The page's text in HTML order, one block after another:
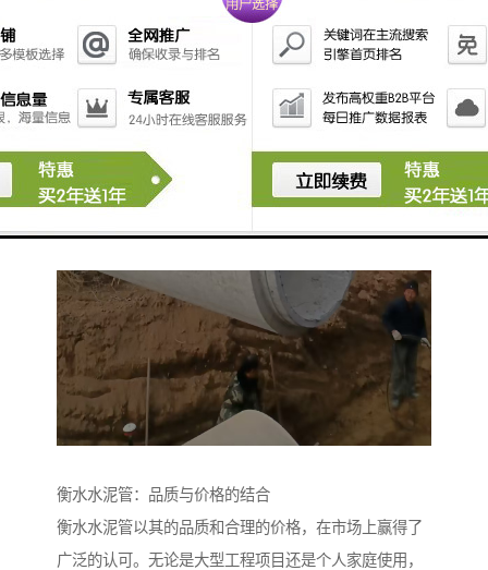
衡水水泥管：品质与价格的结合
衡水水泥管以其的品质和合理的价格，在市场上赢得了
广泛的认可。无论是大型工程项目还是个人家庭使用，